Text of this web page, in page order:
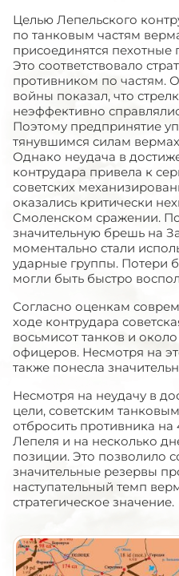
Целью Лепельского
по танковым частям
присоединятся
Это соответствовало
противником по частям.
войны показал, что
неэффективно
Поэтому предпринятие
тянувшимся силам
Однако неудача в
контрудара привела к
советских
оказались критически
Смоленском сражении.
значительную брешь на
моментально стали
ударные группы. Потери
могли быть быстро
Согласно оценкам
ходе контрудара
восьмисот танков и
офицеров. Несмотря на
также понесла
Несмотря на неудачу в
цели, советским
отбросить противника
Лепеля и на несколько
позиции. Это позволило
значительные резервы
наступательный темп
стратегическое значение.